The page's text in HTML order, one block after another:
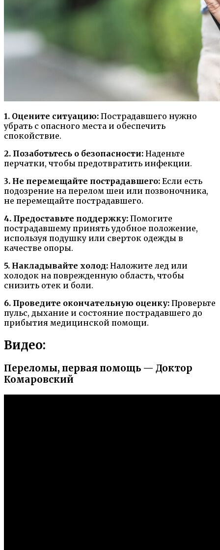
1. Оцените ситуацию: Пострадавшего нужно
убрать с опасного места и обеспечить
спокойствие.
2. Позаботьтесь о безопасности: Наденьте
перчатки, чтобы предотвратить инфекции.
3. Не перемещайте пострадавшего: Если есть
подозрение на перелом шеи или позвоночника,
не перемещайте пострадавшего.
4. Предоставьте поддержку: Помогите
пострадавшему принять удобное положение,
используя подушку или сверток одежды в
качестве опоры.
5. Накладывайте холод: Наложите лед или
холодок на поврежденную область, чтобы
снизить отек и боли.
6. Проведите окончательную оценку: Проверьте
пульс, дыхание и состояние пострадавшего до
прибытия медицинской помощи.
Видео:
Переломы, первая помощь — Доктор
Комаровский